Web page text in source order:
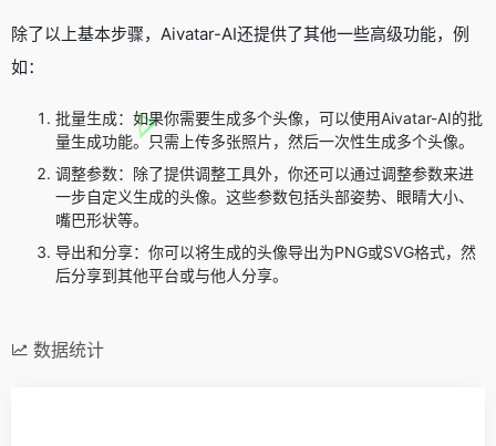
除了以上基本步骤，Aivatar-AI还提供了其他一些高级功能，例
如：
批量生成：如果你需要生成多个头像，可以使用Aivatar-AI的批
量生成功能。只需上传多张照片，然后一次性生成多个头像。
调整参数：除了提供调整工具外，你还可以通过调整参数来进
一步自定义生成的头像。这些参数包括头部姿势、眼睛大小、
嘴巴形状等。
导出和分享：你可以将生成的头像导出为PNG或SVG格式，然
后分享到其他平台或与他人分享。
数据统计